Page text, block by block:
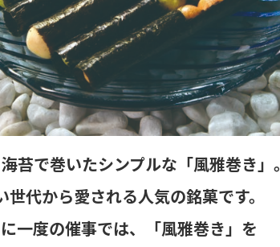
苔で巻いたシンプルな「風雅巻き」。
世代から愛される人気の銘菓です。
一度の催事では、「風雅巻き」を